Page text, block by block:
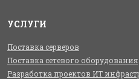
УСЛУГИ
Поставка серверов
Поставка сетевого оборудования
Разработка проектов ИТ